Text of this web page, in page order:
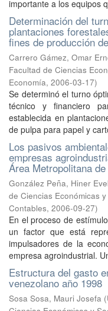
importante a los equipos
Determinación del
plantaciones
fines de producción
Carrero Gámez, Omar
Facultad de Ciencias
Economía, 2006-03-17)
Se determinó el turno
técnico y financiero
establecida en
de pulpa para papel y
Los pasivos
empresas
Área Metropolitana
González Peña, Hiner
de Ciencias Económicas
Contables, 2006-09-27)
En el proceso de
un factor que está
impulsadores de la
empresa agroindustrial.
Estructura del gasto
venezolano año 1998
Sosa Sosa, Mauri Josefa (